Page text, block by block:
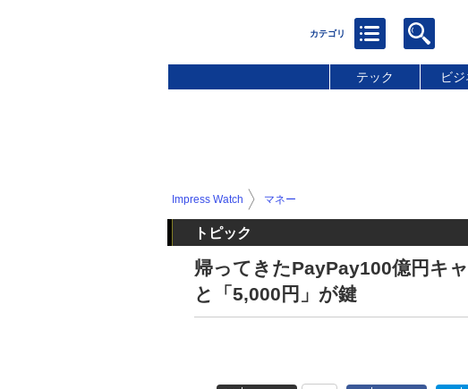
テック ビジ
Impress Watch マネー
トピック
帰ってきたPayPay100億円キ
と「5,000円」が鍵